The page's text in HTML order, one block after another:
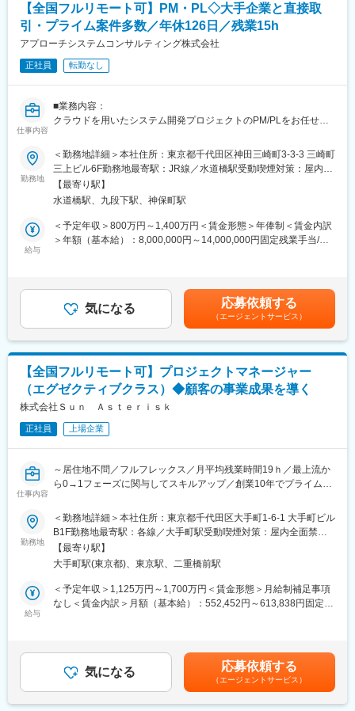
・食品飲料業界 マーケティングDX
・エンターテイメント業界 球場DX
変更の範囲：会社の定める業務
■業務詳細：
1）WebアプリケーションエンジニアとしてのHelpfeelの開発
Helpfeelの開発に従事いただきます。自ら開発する事を通して
Helpfeelのシステム構成の土地勘を獲得していただくのが目的で
2）スケーラビリティエンジニアとしての開発／提案
残り半分程度のリソースでスケーラビリティを維持する業務に従
ーバーの台数を3倍にすれば対処できる状態を維持できるのが目安
です。全ての性能改善業務を1人で完遂する必要はありません。ま
ずはメトリクスやアラートから将来的な危機を察知・リストアッ
プし、開発チーム内で共有する、第一声を上げる役割を期待しま
してシステムを改良いただきます。（当社には自分の開発した機
能についての責任感が強いエンジニアが多く在籍しているため、
・実行時エラーなどのアラート割れ窓の改善
・サーバーやライブラリのバージョン更改
変更の範囲：会社の定める業務
【全国フルリモート可】PM・PL◇大手企業と直接取
引・プライム案件多数／年休126日／残業15h
アプローチシステムコンサルティング株式会社
正社員 転勤なし
仕事内容
■業務内容：
クラウドを用いたシステム開発プロジェクトのPM/PLをお任せし
【具体的な業務】
・数十人月から数百人月の各種開発プロジェクト
・開発プロジェクトマネージャー/プロジェクトリーダー
・顧客のプロジェクトマネージャー/プロジェクトリーダーの補佐
代行
・大規模プロジェクトのPMOリーダー/PMOメンバー
【主要開発環境】
◎クラウドプラットフォーム…AWS、Microsoft Azure
◎データベース…PostgreSQL、Oracle
【変更の範囲：会社の定める業務】
・年間休日は126日（年によって変動あり）、平均残業15時間と
非常に働きやすい環境です。
・大手企業と直接取引をしているからこそ成立する働き方をご用
■評価制度：
明確な評価制度を導入しており、案件のローテーション含め計画
的なキャリアアップが可能です。
顧客からのFBを全て公開し、今後の給与アップが明確に分かるよ
うにしています。
PM含めたマネジメントのキャリアパスはもちろんのこと、エンジ
ニアとしてスキルを極めていくことで、マネージャーや役員クラ
めたい方、マネジメントに進みたい方、どちらの志向性でもご活
躍頂ける環境をご用意しています。
務システムを中心としたプロジェクトの設計/開発/導入支援など直
接取引を行っています。高い技術力の提供とコスト面でのメリッ
トを提供することにより、大手人材紹介会社や独立系SIer、トヨ
タ系の案件や大手二輪メーカーとの取引を行うなど、お客様から
勤務地
＜勤務地詳細＞本社住所：東京都千代田区神田三崎町3-3-3 三崎町
三上ビル6F勤務地最寄駅：JR線／水道橋駅受動喫煙対策：屋内全
面禁煙変更の範囲：本文参照
【最寄り駅】
水道橋駅、九段下駅、神保町駅
給与
＜予定年収＞800万円～1,400万円＜賃金形態＞年俸制＜賃金内訳
＞年額（基本給）：8,000,000円～14,000,000円固定残業手当/
業手当＞有＜給与補足＞※実績次第でITコンサルへ昇格し、年収
1400万以上を目指すことも可能です。■昇給：年1回※能力に応じ
て■賞与：年2回（6月・12月支給：1.7か月×2回）+業績賞与（9月
支給：30～150万円）賃金はあくまでも目安の金額であり、選考
を通じて上下する可能性があります。月給(月額)は固定手当を含め
た表記です。
気になる 応募依頼する
（エージェントサービス）
【全国フルリモート可】プロジェクトマネージャー
（エグゼクティブクラス）◆顧客の事業成果を導く
株式会社Ｓｕｎ Ａｓｔｅｒｉｓｋ
正社員 上場企業
仕事内容
～居住地不問／フルフレックス／月平均残業時間19ｈ／最上流か
ら0→1フェーズに関与してスキルアップ／創業10年でプライム上
■業務内容：
顧客の「真の事業成果」へ向け、特定のソリューションに囚われ
ず、あらゆる手段を模索・駆使し、実現に向けて強くコミットで
きるプロジェクトマネージャーの募集となります。年間3億円超の
大規模・複数PJTを、ビジネス・テック・クリエイティブのプロ
フェッショナル集団、グローバル1000名超を有するリソースやア
セットを存分に活用・協働・牽引し、顧客の事業インパクトを最
■具体的なミッション：
（1）顧客の「潜在ニーズ」を見極め、ビジネス価値を「言語化」
・顧客の真の課題と未開拓の機会を深掘りし、事業視点での要
勤務地
＜勤務地詳細＞本社住所：東京都千代田区大手町1-6-1 大手町ビル
B1F勤務地最寄駅：各線／大手町駅受動喫煙対策：屋内全面禁煙
変更の範囲：会社の定める事業所（リモートワーク含む）
【最寄り駅】
大手町駅(東京都)、東京駅、二重橋前駅
給与
＜予定年収＞1,125万円～1,700万円＜賃金形態＞月給制補足事項
なし＜賃金内訳＞月額（基本給）：552,452円～613,838円固定残
有＜給与補足＞■その他固定手当：職務手当（251,120円）■昇
給：年1回■賞与：年2回賃金はあくまでも目安の金額であり、選
考を通じて上下する可能性があります。月給(月額)は固定手当を含
めた表記です。
気になる 応募依頼する
（エージェントサービス）